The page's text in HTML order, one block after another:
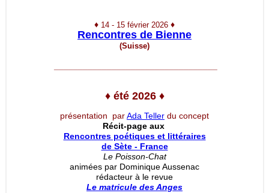
♦ 14 - 15 février 2026 ♦
Rencontres de Bienne
(Suisse)
♦été 2026 ♦
présentation parAda Teller du concept
Récit-page aux
Rencontres poétiques et littéraires
de Sète - France
Le Poisson-Chat
animées par Dominique Aussenac
rédacteur à le revue
Le matricule des Anges